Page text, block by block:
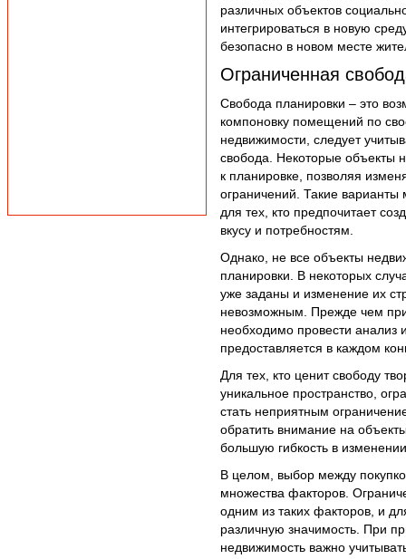
различных объектов
интегрироваться в новую
безопасно в новом месте
Ограниченная
Свобода планировки – это
компоновку помещений по
недвижимости, следует
свобода. Некоторые объекты
к планировке, позволяя
ограничений. Такие варианты
для тех, кто предпочитает
вкусу и потребностям.
Однако, не все объекты
планировки. В некоторых
уже заданы и изменение их
невозможным. Прежде чем
необходимо провести анализ
предоставляется в каждом
Для тех, кто ценит свободу
уникальное пространство,
стать неприятным
обратить внимание на
большую гибкость в
В целом, выбор между
множества факторов.
одним из таких факторов, и
различную значимость. При
недвижимость важно